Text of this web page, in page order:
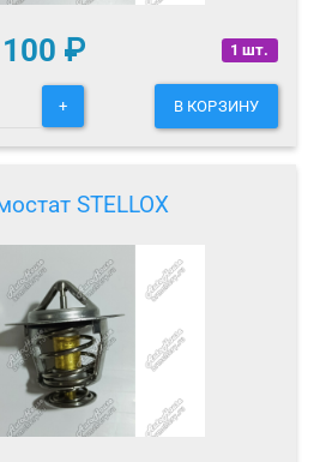
1 шт.
₽
+ В КОРЗИНУ
STELLOX